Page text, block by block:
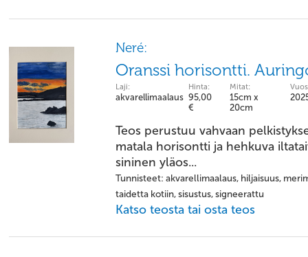
Neré:
Oranssi horisontti.
Laji:
akvarellimaalaus
Hinta:
95,00
€
Mitat:
15cm x
20cm
Teos perustuu vahvaan
matala horisontti ja hehkuva
sininen yläos...
Tunnisteet: akvarellimaalaus, hiljaisuus,
taidetta kotiin, sisustus, signeerattu
Katso teosta tai osta teos